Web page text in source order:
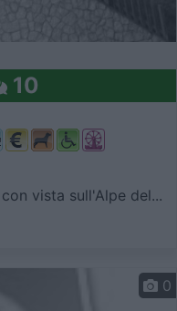
10
vista sull'Alpe del...
0